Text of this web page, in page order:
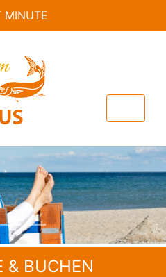
MINUTE
Next
& BUCHEN